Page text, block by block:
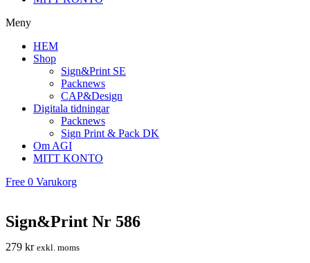
Meny
HEM
Shop
Sign&Print SE
Packnews
CAP&Design
Digitala tidningar
Packnews
Sign Print & Pack DK
Om AGI
MITT KONTO
Free 0 Varukorg
Sign&Print Nr 586
279 kr exkl. moms